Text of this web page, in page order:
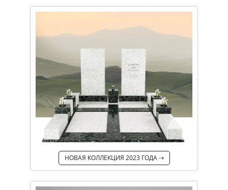
НОВАЯ КОЛЛЕКЦИЯ 2023 ГОДА ⇢